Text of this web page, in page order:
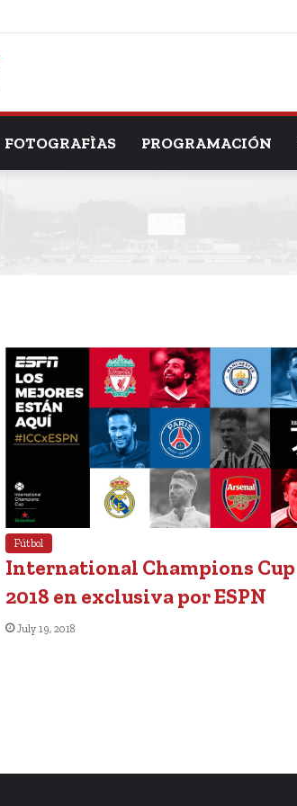
FOTOGRAFÌAS PROGRAMACIÓN
Fútbol
International Champions Cup
2018 en exclusiva por ESPN
July 19, 2018